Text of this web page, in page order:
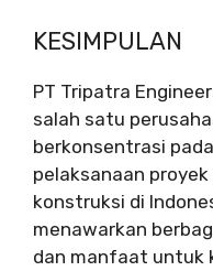
KESIMPULAN
PT Tripatra
salah satu
berkonsentrasi
pelaksanaan
konstruksi di
menawarkan
dan manfaat untuk